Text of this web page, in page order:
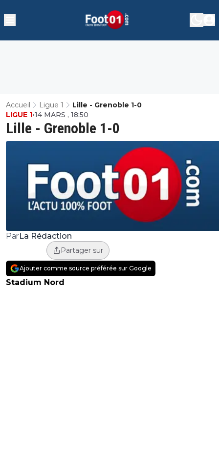
Accueil Ligue 1 Lille - Grenoble 1-0
Lille - Grenoble 1-0
LIGUE 1•14 MARS , 18:50
ParLa Rédaction
Partager sur
Ajouter comme source préférée sur Google
Stadium Nord